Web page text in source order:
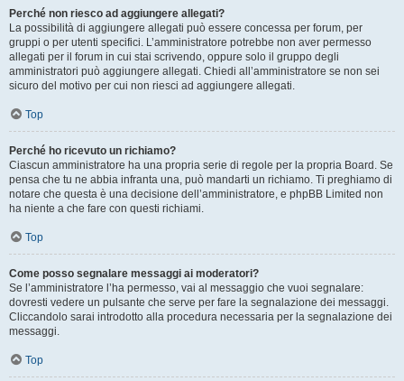
Perché non riesco ad aggiungere allegati?
La possibilità di aggiungere allegati può essere concessa per forum, per
gruppi o per utenti specifici. L’amministratore potrebbe non aver permesso
allegati per il forum in cui stai scrivendo, oppure solo il gruppo degli
amministratori può aggiungere allegati. Chiedi all’amministratore se non sei
sicuro del motivo per cui non riesci ad aggiungere allegati.
Top
Perché ho ricevuto un richiamo?
Ciascun amministratore ha una propria serie di regole per la propria Board. Se
pensa che tu ne abbia infranta una, può mandarti un richiamo. Ti preghiamo di
notare che questa è una decisione dell’amministratore, e phpBB Limited non
ha niente a che fare con questi richiami.
Top
Come posso segnalare messaggi ai moderatori?
Se l’amministratore l’ha permesso, vai al messaggio che vuoi segnalare:
dovresti vedere un pulsante che serve per fare la segnalazione dei messaggi.
Cliccandolo sarai introdotto alla procedura necessaria per la segnalazione dei
messaggi.
Top